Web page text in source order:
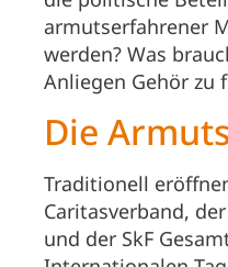
armutserfahrener
werden? Was
Anliegen Gehör zu
Die
Traditionell
Caritasverband,
und der SkF